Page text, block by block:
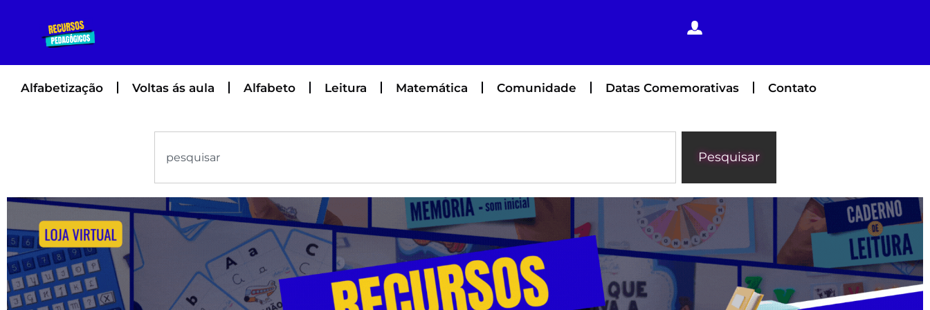
Alfabetização Voltas ás aula Alfabeto Leitura Matemática Comunidade Datas Comemorativas Contato
Pesquisar